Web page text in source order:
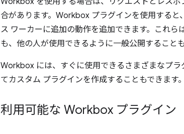
合があります。Workbox プラグインを使用する
ス ワーカーに追加の動作を追加できます。これ
も、他の人が使用できるように一般公開することも
Workbox には、すぐに使用できるさまざまなプ
てカスタム プラグインを作成することもできます。
利用可能な Workbox プラグイン